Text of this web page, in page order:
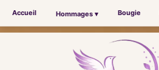
Accueil Hommages ▾ Bougie